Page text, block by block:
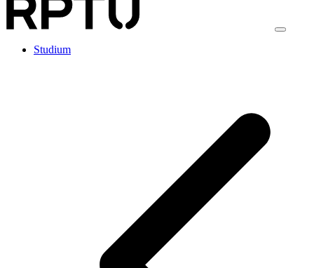
Studium